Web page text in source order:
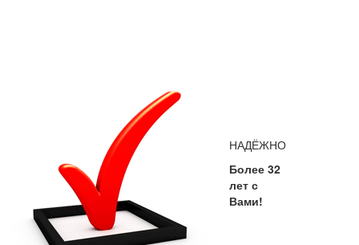
НАДЁЖНО
Более 32
лет с
Вами!